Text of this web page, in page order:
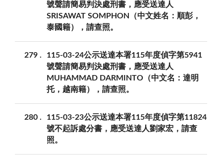
號聲請簡易判決處刑書，應受送達人
SRISAWAT SOMPHON（中文姓名：順彭，
泰國籍），請查照。
279
115-03-24公示送達本署115年度偵字第5941
號聲請簡易判決處刑書，應受送達人
MUHAMMAD DARMINTO（中文名：達明
托，越南籍），請查照。
280
115-03-23公示送達本署115年度偵字第11824
號不起訴處分書，應受送達人劉家宏，請查
照。